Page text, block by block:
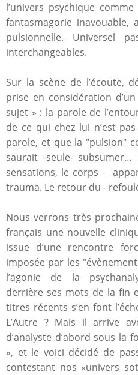
l’univers psychique
fantasmagorie inavouable,
pulsionnelle. Universel
interchangeables.
Sur la scène de l’écoute,
prise en considération
sujet » : la parole de
de ce qui chez lui n’est
parole, et que la "pulsion"
saurait -seule-
sensations, le corps -
trauma. Le retour du -
Nous verrons très
français une nouvelle
issue d’une rencontre
imposée par les
l’agonie de la
derrière ses mots de la fin
titres récents s’en font
L’Autre ? Mais il arrive
d’analyste d’abord sous la
», et le voici décidé de
contestant nos «univers